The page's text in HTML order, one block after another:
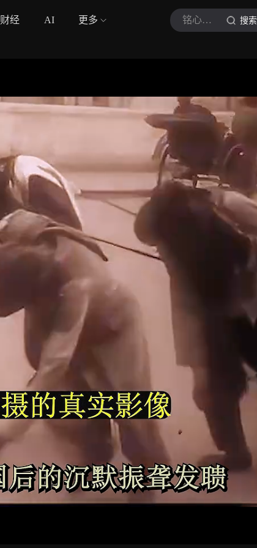
财经 AI 更多 铭心历史 搜索